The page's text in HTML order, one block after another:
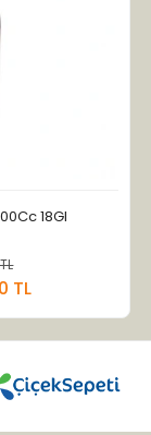
18Gl
TL
Ekle